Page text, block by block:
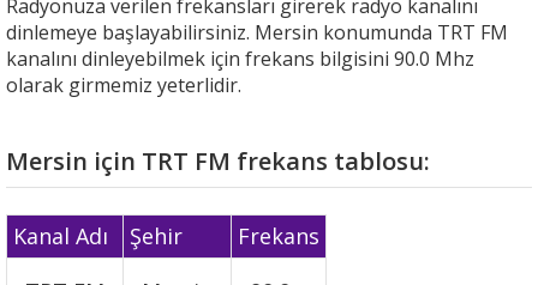
Radyonuza verilen frekansları girerek radyo kanalını
dinlemeye başlayabilirsiniz. Mersin konumunda TRT FM
kanalını dinleyebilmek için frekans bilgisini 90.0 Mhz
olarak girmemiz yeterlidir.
Mersin için TRT FM frekans tablosu:
Kanal Adı Şehir
Frekans